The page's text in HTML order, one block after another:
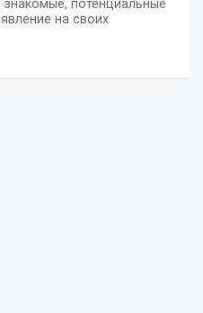
потенциальные
на своих